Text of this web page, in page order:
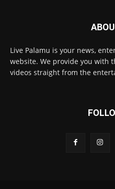
Live Palamu is your news,
website. We provide you with
videos straight from the